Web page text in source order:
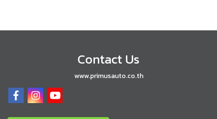
Contact Us
www.primusauto.co.th